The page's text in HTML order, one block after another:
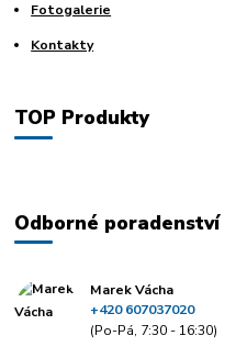
Fotogalerie
Kontakty
TOP Produkty
Odborné poradenství
Marek Vácha
+420 607037020
(Po-Pá, 7:30 - 16:30)